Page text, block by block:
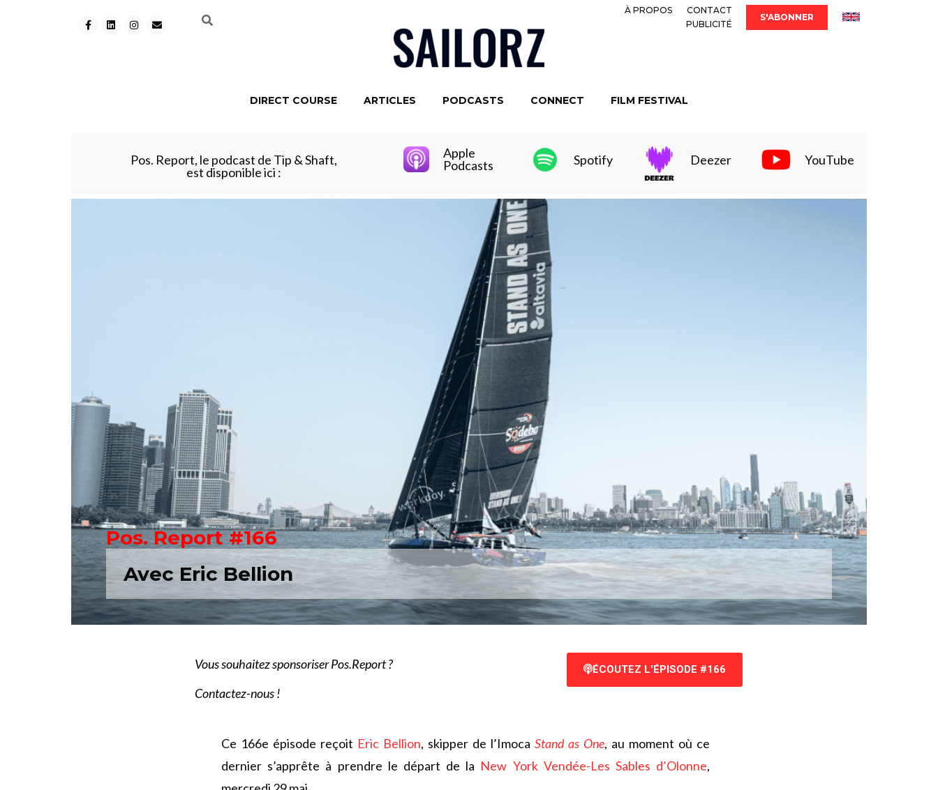
À PROPOS
CONTACT
PUBLICITÉ
S'ABONNER
DIRECT COURSE ARTICLES PODCASTS CONNECT FILM FESTIVAL
Pos. Report, le podcast de Tip & Shaft,
est disponible ici :
Apple
Podcasts
Spotify Deezer YouTube
Pos. Report #166
Avec Eric Bellion
Vous souhaitez sponsoriser Pos.Report ?
Contactez-nous !
ÉCOUTEZ L'ÉPISODE #166
Ce 166e épisode reçoit Eric Bellion, skipper de l’Imoca Stand as One, au moment où ce
dernier s’apprête à prendre le départ de la New York Vendée-Les Sables d’Olonne,